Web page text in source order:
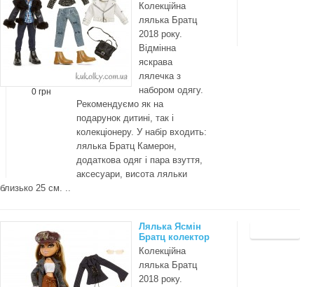
0 грн
Колекційна
лялька Братц
2018 року.
Відмінна
яскрава
лялечка з
набором одягу.
Рекомендуємо як на
подарунок дитині, так і
колекціонеру. У набір входить:
лялька Братц Камерон,
додаткова одяг і пара взуття,
аксесуари, висота ляльки
близько 25 см. ..
Лялька Ясмін
Братц колектор
Колекційна
лялька Братц
2018 року.